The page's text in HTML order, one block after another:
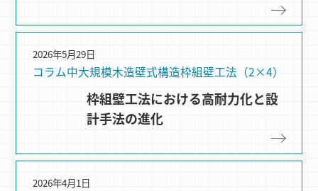
コラム中大規模木造壁式構造枠組壁⼯法（2×4）
2026年5月29日
枠組壁工法における高耐力化と設
計手法の進化
2026年4月1日